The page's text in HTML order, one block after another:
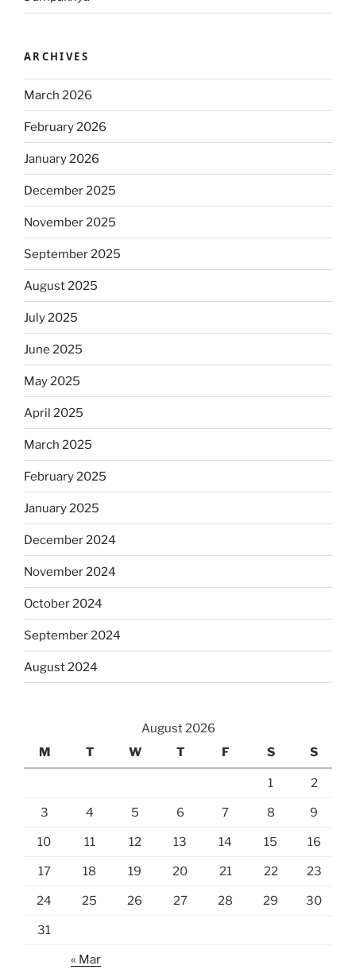
ARCHIVES
March 2026
February 2026
January 2026
December 2025
November 2025
September 2025
August 2025
July 2025
June 2025
May 2025
April 2025
March 2025
February 2025
January 2025
December 2024
November 2024
October 2024
September 2024
August 2024
August 2026
M
T W T F S S
1 2
3 4 5 6 7 8 9
10 11 12 13 14 15 16
17 18 19 20 21 22 23
24 25 26 27 28 29 30
31
« Mar